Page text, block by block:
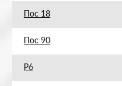
Пос 18
Пос 90
Р6